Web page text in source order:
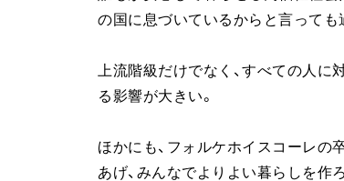
の国に息づいているからと言っても
上流階級だけでなく、すべての人
る影響が大きい。
ほかにも、フォルケホイスコーレの
あげ、みんなでよりよい暮らしを作